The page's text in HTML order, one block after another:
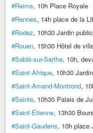
#Reims, 10h Place Royale
#Rennes, 14h place de la
#Rodez, 10h30 Jardin public
#Rouen, 15h30 Hôtel de
#Sablé-sur-Sarthe, 10h,
#Saint-Afrique, 10h30
#Saint-Amand-Montrond,
#Sainte, 10h30 Palais de
#Saint-Étienne, 13h30
#Saint-Gaudens, 10h place